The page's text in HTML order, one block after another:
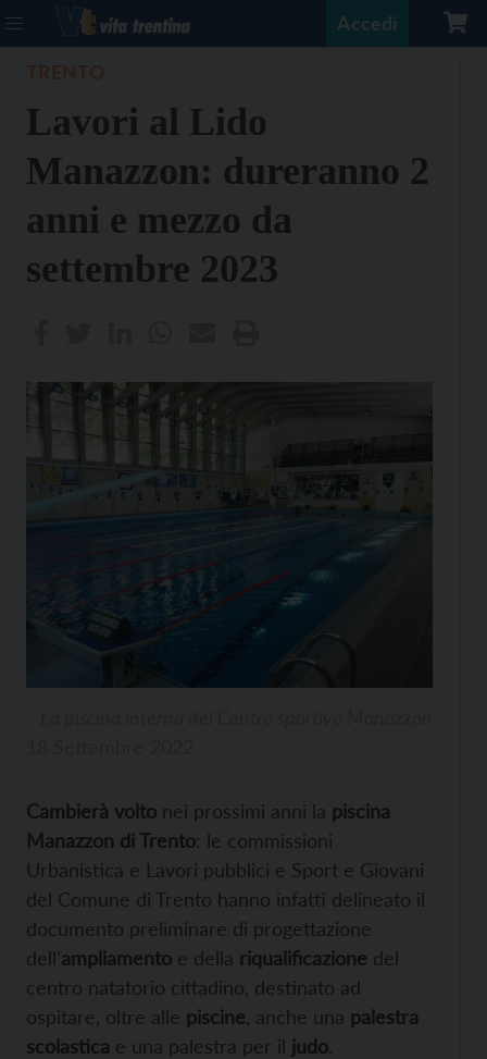
Accedi
Lavori al Lido
Manazzon: dureranno 2
anni e mezzo da
settembre 2023
Cambierà volto nei prossimi anni la piscina
Manazzon di Trento: le commissioni
Urbanistica e Lavori pubblici e Sport e Giovani
del Comune di Trento hanno infatti delineato il
documento preliminare di progettazione
dell’ampliamento e della riqualificazione del
centro natatorio cittadino, destinato ad
ospitare, oltre alle piscine , anche una palestra
scolastica e una palestra per il judo.